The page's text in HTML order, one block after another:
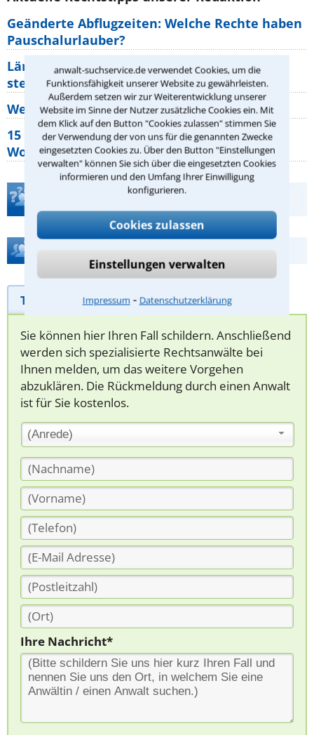
anwalt-suchservice.de verwendet Cookies, um die
Funktionsfähigkeit unserer Website zu gewährleisten.
Außerdem setzen wir zur Weiterentwicklung unserer
Website im Sinne der Nutzer zusätzliche Cookies ein. Mit
dem Klick auf den Button "Cookies zulassen" stimmen Sie
der Verwendung der von uns für die genannten Zwecke
eingesetzten Cookies zu. Über den Button "Einstellungen
verwalten" können Sie sich über die eingesetzten Cookies
informieren und den Umfang Ihrer Einwilligung
konfigurieren.
Cookies zulassen
Einstellungen verwalten
Impressum ⁃ Datenschutzerklärung
Geänderte Abflugzeiten: Welche Rechte haben
Pauschalurlauber?
Lärm von den Nachbarn: Welche Rechte
stehen mir zu?
Wer muss Zweitwohnungssteuer zahlen?
15 elementare Rechte, die jeder
Wohnungseigentümer kennen sollte
Teste Dein Rechtswissen
Hilfe bei Ihrer Anwaltsuche?
Telefonhilfe Beratungsanfrage
Sie können hier Ihren Fall schildern. Anschließend
werden sich spezialisierte Rechtsanwälte bei
Ihnen melden, um das weitere Vorgehen
abzuklären. Die Rückmeldung durch einen Anwalt
ist für Sie kostenlos.
(Anrede)
Ihre Nachricht*